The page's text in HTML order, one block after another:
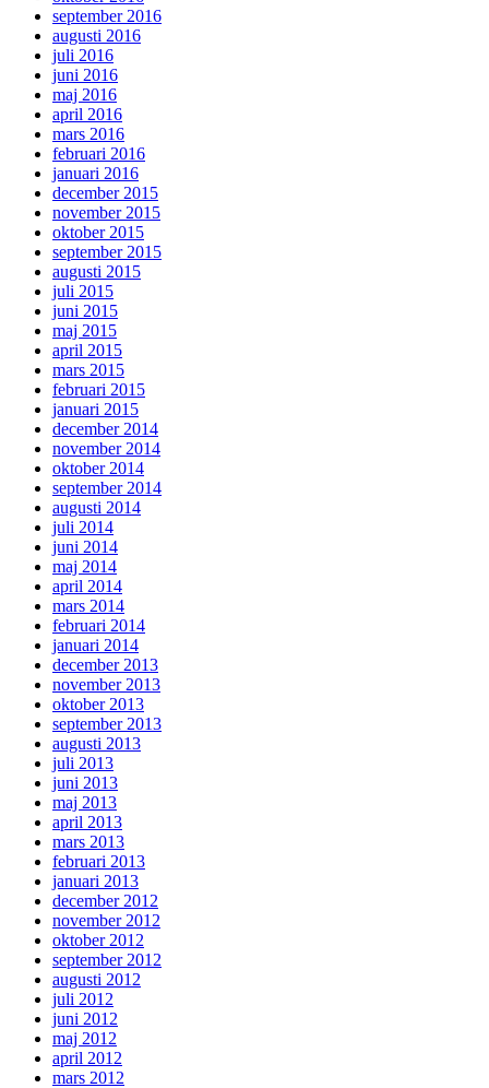
september 2016
augusti 2016
juli 2016
juni 2016
maj 2016
april 2016
mars 2016
februari 2016
januari 2016
december 2015
november 2015
oktober 2015
september 2015
augusti 2015
juli 2015
juni 2015
maj 2015
april 2015
mars 2015
februari 2015
januari 2015
december 2014
november 2014
oktober 2014
september 2014
augusti 2014
juli 2014
juni 2014
maj 2014
april 2014
mars 2014
februari 2014
januari 2014
december 2013
november 2013
oktober 2013
september 2013
augusti 2013
juli 2013
juni 2013
maj 2013
april 2013
mars 2013
februari 2013
januari 2013
december 2012
november 2012
oktober 2012
september 2012
augusti 2012
juli 2012
juni 2012
maj 2012
april 2012
mars 2012